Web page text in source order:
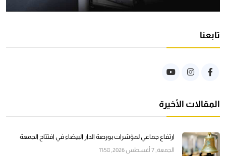
تابعنا
المقالات الأخيرة
ارتفاع جماعي لمؤشرات بورصة الدار البيضاء في افتتاح الجمعة
الجمعة, 7 أغسطس 2026, 11:58